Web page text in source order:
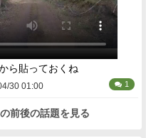
ら貼っておくね
30 01:00 1
前後の話題を見る